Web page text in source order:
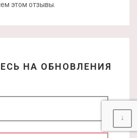
этом отзывы.
НА ОБНОВЛЕНИЯ
↓